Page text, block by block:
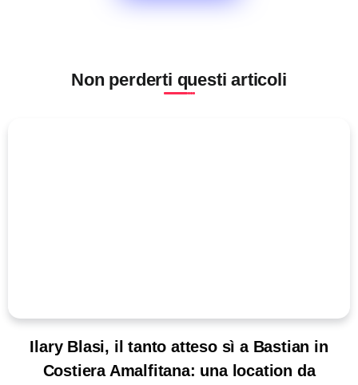
Non perderti questi articoli
Ilary Blasi, il tanto atteso sì a Bastian in
Costiera Amalfitana: una location da